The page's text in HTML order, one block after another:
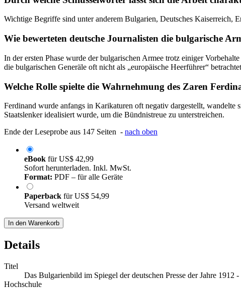
Wichtige Begriffe sind unter anderem Bulgarien, Deutsches Kaiserreich,
Wie bewerteten deutsche Journalisten die bulgarische
In der ersten Phase wurde der bulgarischen Armee trotz einiger
die bulgarischen Generäle oft nicht als „europäische Heerführer“
Welche Rolle spielte die Wahrnehmung des Zaren
Ferdinand wurde anfangs in Karikaturen oft negativ dargestellt,
Staatslenker idealisiert wurde, um die Bündnistreue zu unterstreichen.
Ende der Leseprobe aus 147 Seiten - nach oben
eBook fürUS$ 42,99
Sofort herunterladen. Inkl. MwSt.
Format: PDF – für alle Geräte
Paperback fürUS$ 54,99
Versand weltweit
In den Warenkorb
Details
Titel
Das Bulgarienbild im Spiegel der deutschen Presse der Jahre 1912
Hochschule